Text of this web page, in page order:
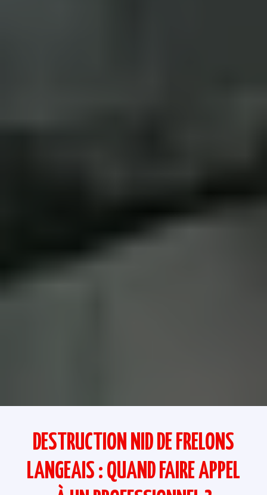
DESTRUCTION NID DE FRELONS
LANGEAIS : QUAND FAIRE APPEL